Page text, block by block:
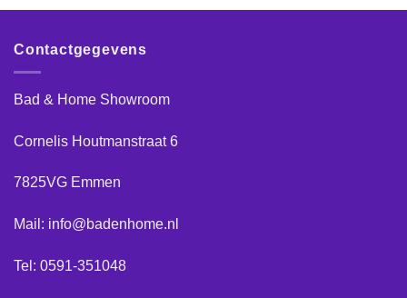
Contactgegevens
Bad & Home Showroom
Cornelis Houtmanstraat 6
7825VG Emmen
Mail: info@badenhome.nl
Tel: 0591-351048